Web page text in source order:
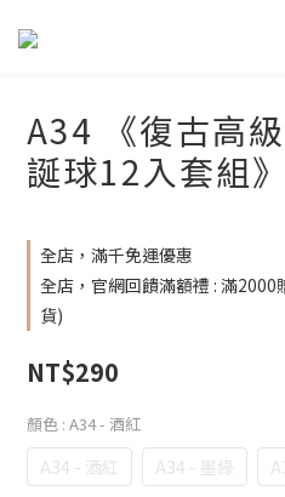
A34 《復古高
誕球12入套組》
全店，滿千免運優惠
全店，官網回饋滿額禮 : 滿
貨)
NT$290
顏色 : A34 - 酒紅
A34 - 酒紅 A34 - 墨綠